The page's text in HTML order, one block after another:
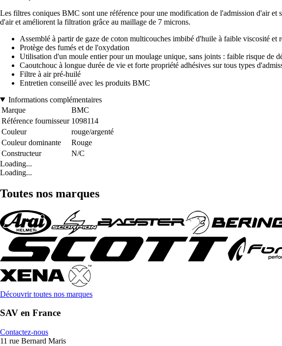
Les filtres coniques BMC sont une référence pour une modification de l'admission d'air
d'air et améliorent la filtration grâce au maillage de 7 microns.
Assemblé à partir de gaze de coton multicouches imbibé d'huile à faible viscosité
Protège des fumés et de l'oxydation
Utilisation d'un moule entier pour un moulage unique, sans joints : faible risque de
Caoutchouc à longue durée de vie et forte propriété adhésives sur tous types
Filtre à air pré-huilé
Entretien conseillé avec les produits BMC
Informations complémentaires
Marque
BMC
Référence fournisseur 1098114
Couleur
rouge/argenté
Couleur dominante
Rouge
Constructeur
N/C
Loading...
Loading...
Toutes nos marques
Découvrir toutes nos marques
SAV en France
Contactez-nous
11 rue Bernard Maris